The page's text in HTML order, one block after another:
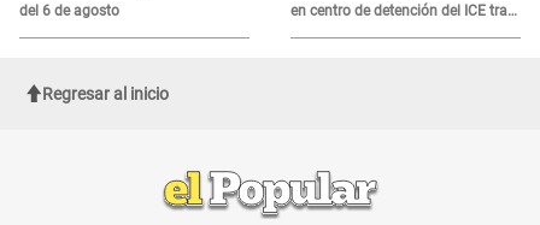
del 6 de agosto
en centro de detención del ICE tras
sufrir una "emergencia médica"
Regresar al inicio